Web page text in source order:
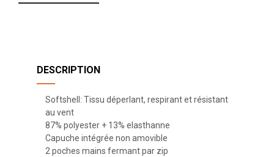
DESCRIPTION
Softshell: Tissu déperlant, respirant et résistant
au vent
87% polyester + 13% elasthanne
Capuche intégrée non amovible
2 poches mains fermant par zip